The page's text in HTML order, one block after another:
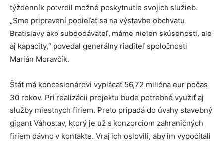
týždenník potvrdil možné poskytnutie svojich služieb.
„Sme pripravení podieľať sa na výstavbe obchvatu
Bratislavy ako subdodávateľ, máme nielen skúsenosti, ale
aj kapacity,“ povedal generálny riaditeľ spoločnosti
Marián Moravčík.
Štát má koncesionárovi vyplácať 56,72 milióna eur počas
30 rokov. Pri realizácii projektu bude potrebné využiť aj
služby miestnych firiem. Preto pripadá do úvahy stavebný
gigant Váhostav, ktorý je už s konzorciom zahraničných
firiem dávno v kontakte. Vraj ich oslovili, aby im vypočítali